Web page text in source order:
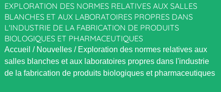
EXPLORATION DES NORMES RELATIVES AUX SALLES
BLANCHES ET AUX LABORATOIRES PROPRES DANS
L'INDUSTRIE DE LA FABRICATION DE PRODUITS
BIOLOGIQUES ET PHARMACEUTIQUES
Accueil / Nouvelles/ Exploration des normes relatives aux
salles blanches et aux laboratoires propres dans l'industrie
de la fabrication de produits biologiques et pharmaceutiques